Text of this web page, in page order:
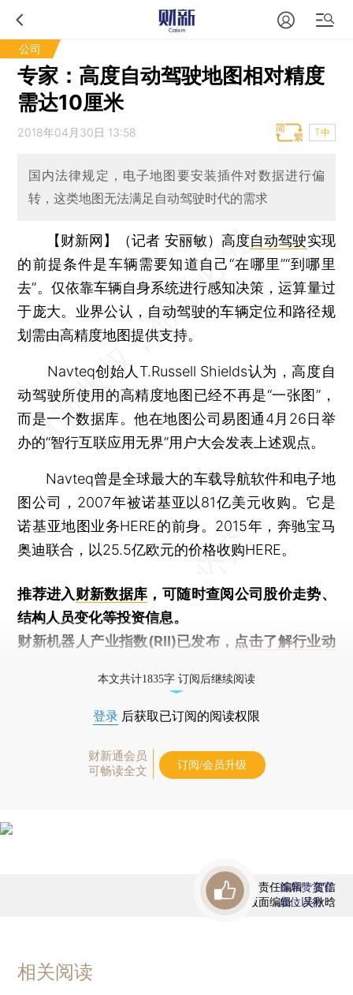
公司
专家：高度自动驾驶地图相对精度
需达10厘米
2018年04月30日 13:58 T中
国内法律规定，电子地图要安装插件对数据进行偏
转，这类地图无法满足自动驾驶时代的需求
【财新网】（记者 安丽敏） 高度自动驾驶实现
的前提条件是车辆需要知道自己“在哪里”“到哪里
去”。仅依靠车辆自身系统进行感知决策，运算量过
于庞大。业界公认，自动驾驶的车辆定位和路径规
划需由高精度地图提供支持。
Navteq创始人T.Russell Shields认为，高度自
动驾驶所使用的高精度地图已经不再是“一张图”，
而是一个数据库。他在地图公司易图通4月26日举
办的“智行互联应用无界”用户大会发表上述观点。
Navteq曾是全球最大的车载导航软件和电子地
图公司，2007年被诺基亚以81亿美元收购。它是
诺基亚地图业务HERE的前身。2015年，奔驰宝马
奥迪联合，以25.5亿欧元的价格收购HERE。
推荐进入财新数据库 ，可随时查阅公司股价走势、
结构人员变化等投资信息。
财新机器人产业指数(RII)已发布， 点击了解行业动
本文共计1835字 订阅后继续阅读
登录 后获取已订阅的阅读权限
财新通会员
可畅读全文
订阅/会员升级
责任编辑：贺信
版面编辑：吴秋晗
首席赞赏官
虚位以待
相关阅读